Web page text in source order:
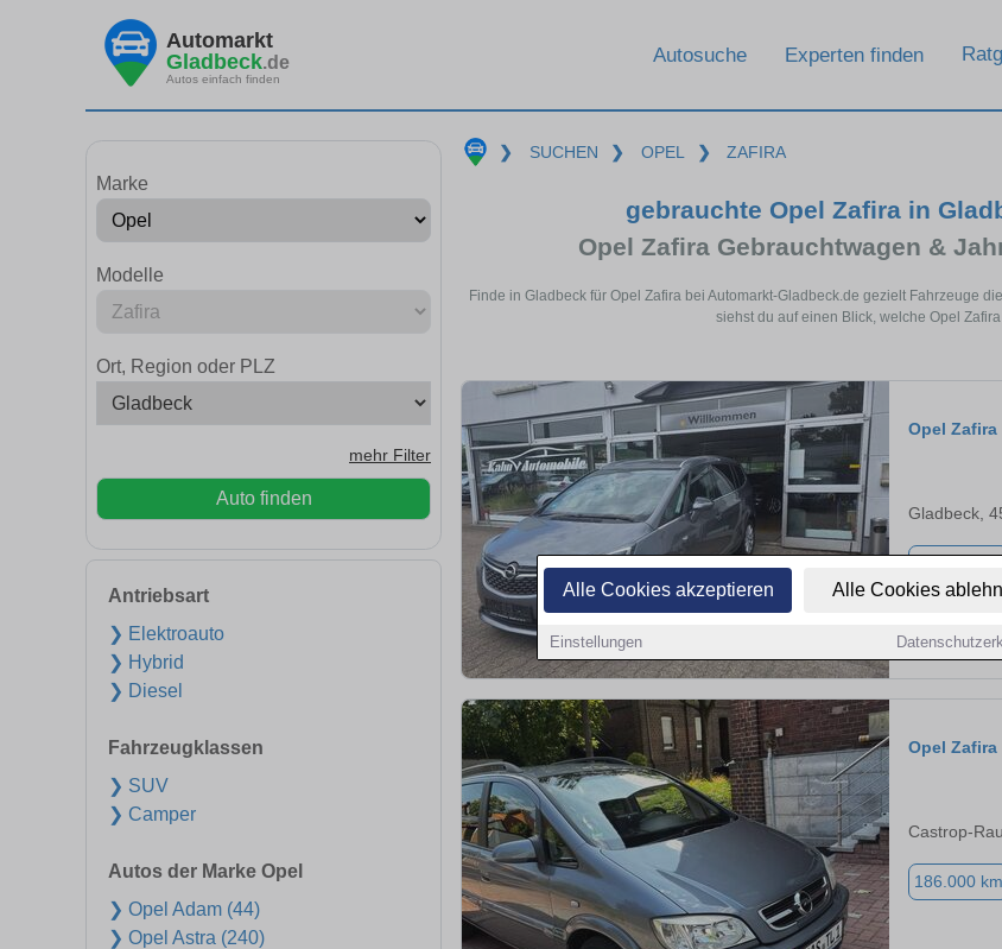
Alle Cookies akzeptieren Alle Cookies
Einstellungen
Automarkt
Gladbeck.de
Autos einfach finden
Autosuche Experten finden
Marke
Modelle
Ort, Region oder PLZ
mehr Filter
Auto finden
Antriebsart
❯ Elektroauto
❯ Hybrid
❯ Diesel
Fahrzeugklassen
❯ SUV
❯ Camper
Autos der Marke Opel
❯ Opel Adam (44)
❯ Opel Astra (240)
❯ SUCHEN ❯ OPEL ❯ ZAFIRA
gebrauchte Opel Zafira in
Opel Zafira Gebrauchtwagen &
Finde in Gladbeck für Opel Zafira bei Automarkt-Gladbeck.de gezielt Fahrzeuge
siehst du auf einen Blick, welche Opel
Opel Zafira
Gladbeck,
Opel Zafira
Castrop-
186.000 km